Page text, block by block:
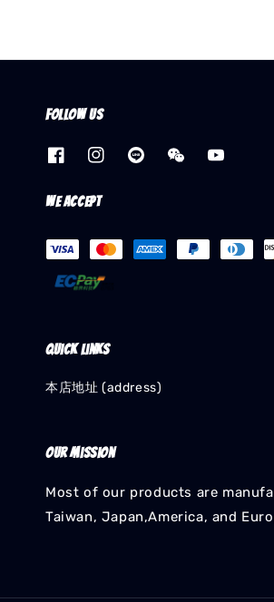
Follow us
We accept
Quick links
本店地址 (address)
Our mission
Most of our products are
Taiwan, Japan,America, and